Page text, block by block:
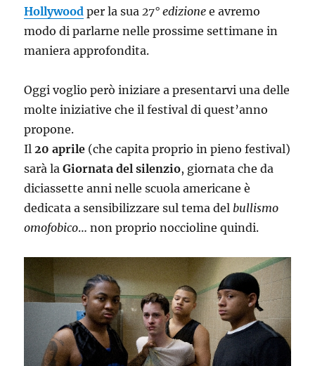
Hollywood per la sua27° edizione e avremo
modo di parlarne nelle prossime settimane in
maniera approfondita.
Oggi voglio però iniziare a presentarvi una delle
molte iniziative che il festival di quest’anno
propone.
Il20 aprile (che capita proprio in pieno festival)
sarà laGiornata del silenzio, giornata che da
diciassette anni nelle scuola americane è
dedicata a sensibilizzare sul tema del bullismo
omofobico… non proprio noccioline quindi.